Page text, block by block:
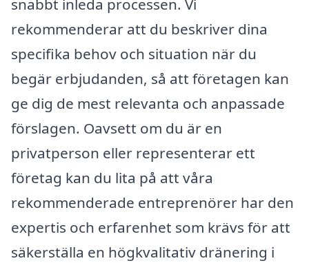
snabbt inleda processen. Vi
rekommenderar att du beskriver dina
specifika behov och situation när du
begär erbjudanden, så att företagen kan
ge dig de mest relevanta och anpassade
förslagen. Oavsett om du är en
privatperson eller representerar ett
företag kan du lita på att våra
rekommenderade entreprenörer har den
expertis och erfarenhet som krävs för att
säkerställa en högkvalitativ dränering i